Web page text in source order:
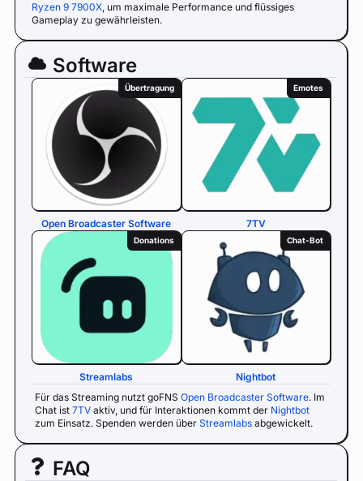
Ryzen 9 7900X , um maximale Performance und flüssiges
Gameplay zu gewährleisten.
Software
Für das Streaming nutzt goFNS Open Broadcaster Software. Im
Chat ist 7TV aktiv, und für Interaktionen kommt der Nightbot
zum Einsatz. Spenden werden über Streamlabs abgewickelt.
Übertragung
Open Broadcaster Software
Emotes
7TV
Donations
Streamlabs
Chat-Bot
Nightbot
FAQ